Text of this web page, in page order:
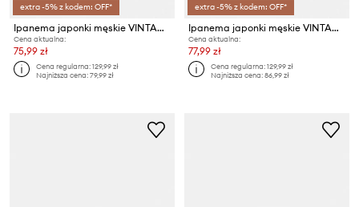
extra -5% z kodem: OFF*
Ipanema japonki męskie VINTAGE AD
Cena aktualna:
75,99 zł
Cena regularna:129,99 zł
Najniższa cena:79,99 zł
extra -5% z kodem: OFF*
Ipanema japonki męskie VINTAGE AD
Cena aktualna:
77,99 zł
Cena regularna:129,99 zł
Najniższa cena:86,99 zł